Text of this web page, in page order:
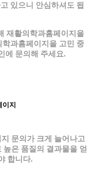
있으니 안심하셔도 됩
재활의학과홈페이지을
과홈페이지을 고민 중
에 문의해 주세요.
지
문의가 크게 늘어나고
높은 품질의 결과물을 얻
합니다.